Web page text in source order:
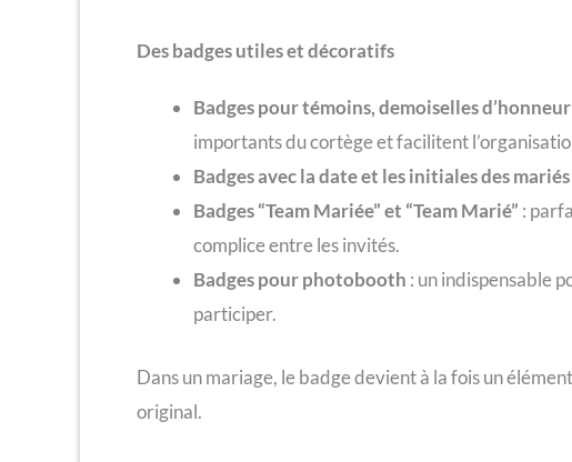
Des badges utiles et décoratifs
Badges pour témoins, demoiselles
importants du cortège et facilitent
Badges avec la date et les initiales des mariés
Badges “Team Mariée” et “Team Marié” :
complice entre les invités.
Badges pour photobooth : un indispensable
participer.
Dans un mariage, le badge devient à la fois un
original.